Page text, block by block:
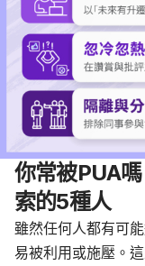
你常被PUA
索的5種人
雖然任何人都有可
易被利用或施壓。